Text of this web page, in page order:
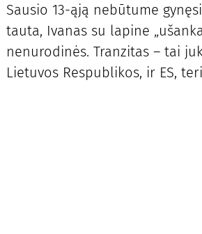
Sausio 13-ąją nebūtume
tauta, Ivanas su lapine
nenurodinės. Tranzitas – tai
Lietuvos Respublikos, ir ES,